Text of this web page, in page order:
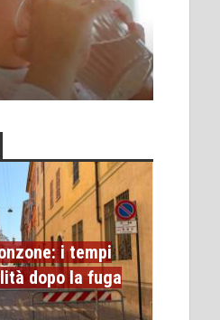
i tempi
dopo la fuga